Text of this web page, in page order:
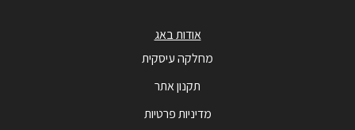
אודות באג
מחלקה עיסקית
תקנון אתר
מדיניות פרטיות